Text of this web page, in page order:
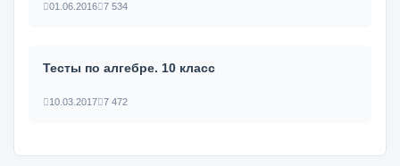
01.06.2016 7 534
Тесты по алгебре. 10 класс
10.03.2017 7 472